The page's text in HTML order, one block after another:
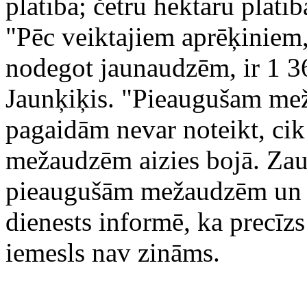
"Pēc veiktajiem
nodegot jaunaudzēm, ir 1
Jaunķiķis. "Pieaugušam
pagaidām nevar noteikt,
mežaudzēm aizies bojā.
pieaugušām mežaudzēm
dienests informē, ka
iemesls nav zināms.